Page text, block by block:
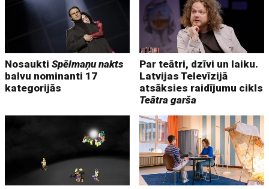
NosauktiSpēlmaņu nakts
balvu nominanti 17
kategorijās
Par teātri, dzīvi un laiku.
Latvijas Televīzijā
atsāksies raidījumu cikls
Teātra garša